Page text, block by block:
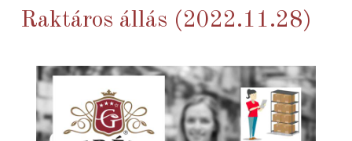
Raktáros állás (2022.11.28)